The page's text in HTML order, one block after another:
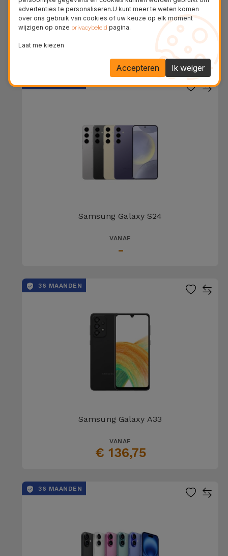
MacBook Pro 14" 2021
Samsung Galaxy S24
VANAF
-
36 MAANDEN
Samsung Galaxy A33
VANAF
€ 136,75
36 MAANDEN
advertenties te personaliseren.U kunt meer te weten komen
over ons gebruik van cookies of uw keuze op elk moment
wijzigen op onze privacybeleid pagina.
Laat me kiezen
Ik weiger
Accepteren